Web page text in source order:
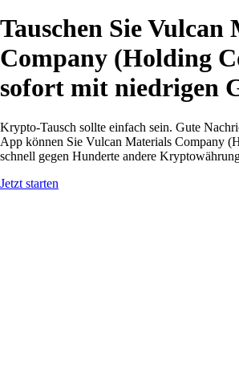
Tauschen Sie Vulcan
Company (Holding
sofort mit niedrigen
Krypto-Tausch sollte einfach sein. Gute
App können Sie Vulcan Materials Company
schnell gegen Hunderte andere
Jetzt starten